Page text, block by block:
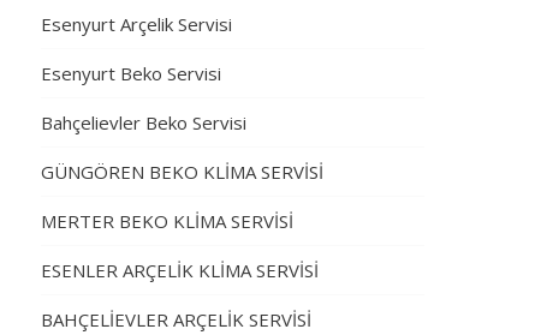
Esenyurt Arçelik Servisi
Esenyurt Beko Servisi
Bahçelievler Beko Servisi
GÜNGÖREN BEKO KLİMA SERVİSİ
MERTER BEKO KLİMA SERVİSİ
ESENLER ARÇELİK KLİMA SERVİSİ
BAHÇELİEVLER ARÇELİK SERVİSİ